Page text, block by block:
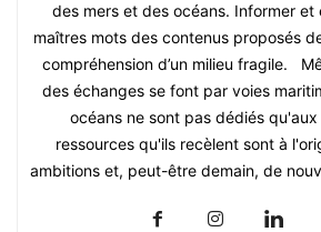
des mers et des océans. Informer et
maîtres mots des contenus proposés
compréhension d’un milieu fragile.
des échanges se font par voies
océans ne sont pas dédiés
ressources qu'ils recèlent sont à
ambitions et, peut-être demain, de